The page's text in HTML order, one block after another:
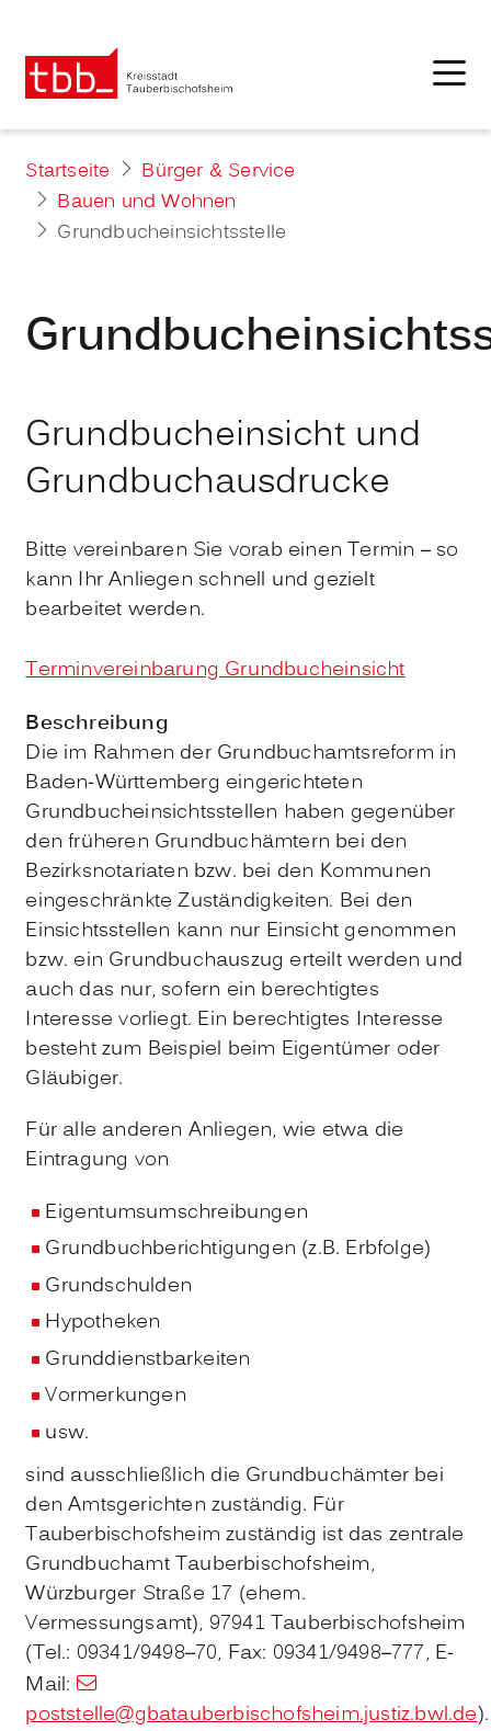
Startseite
Bürger & Service
Bauen und Wohnen
Grundbucheinsichtsstelle
Grundbucheinsicht und
Grundbuchausdrucke
Bitte vereinbaren Sie vorab einen Termin – so
kann Ihr Anliegen schnell und gezielt
bearbeitet werden.
Terminvereinbarung Grundbucheinsicht
Beschreibung
Die im Rahmen der Grundbuchamtsreform in
Baden-Württemberg eingerichteten
Grundbucheinsichtsstellen haben gegenüber
den früheren Grundbuchämtern bei den
Bezirksnotariaten bzw. bei den Kommunen
eingeschränkte Zuständigkeiten. Bei den
Einsichtsstellen kann nur Einsicht genommen
bzw. ein Grundbuchauszug erteilt werden und
auch das nur, sofern ein berechtigtes
Interesse vorliegt. Ein berechtigtes Interesse
besteht zum Beispiel beim Eigentümer oder
Gläubiger.
Für alle anderen Anliegen, wie etwa die
Eintragung von
Eigentumsumschreibungen
Grundbuchberichtigungen (z.B. Erbfolge)
Grundschulden
Hypotheken
Grunddienstbarkeiten
Vormerkungen
usw.
sind ausschließlich die Grundbuchämter bei
den Amtsgerichten zuständig. Für
Tauberbischofsheim zuständig ist das zentrale
Grundbuchamt Tauberbischofsheim,
Würzburger Straße 17 (ehem.
Vermessungsamt), 97941 Tauberbischofsheim
(Tel.: 09341/9498–70, Fax: 09341/9498–777, E-
Mail:
poststelle@gbatauberbischofsheim.justiz.bwl.de).